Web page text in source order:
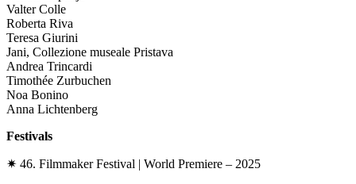
Valter Colle
Roberta Riva
Teresa Giurini
Jani, Collezione museale Pristava
Andrea Trincardi
Timothée Zurbuchen
Noa Bonino
Anna Lichtenberg
Festivals
✷ 46. Filmmaker Festival | World Premiere – 2025